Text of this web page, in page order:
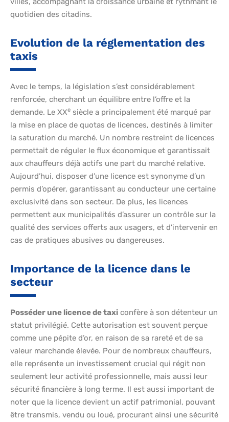
quotidien des citadins.
Evolution de la réglementation des
taxis
Avec le temps, la législation s’est considérablement
renforcée, cherchant un équilibre entre l’offre et la
demande. Le XXe siècle a principalement été marqué par
la mise en place de quotas de licences, destinés à limiter
la saturation du marché. Un nombre restreint de licences
permettait de réguler le flux économique et garantissait
aux chauffeurs déjà actifs une part du marché relative.
Aujourd’hui, disposer d’une licence est synonyme d’un
permis d’opérer, garantissant au conducteur une certaine
exclusivité dans son secteur. De plus, les licences
permettent aux municipalités d’assurer un contrôle sur la
qualité des services offerts aux usagers, et d’intervenir en
cas de pratiques abusives ou dangereuses.
Importance de la licence dans le
secteur
Posséder une licence de taxi confère à son détenteur un
statut privilégié. Cette autorisation est souvent perçue
comme une pépite d’or, en raison de sa rareté et de sa
valeur marchande élevée. Pour de nombreux chauffeurs,
elle représente un investissement crucial qui régit non
seulement leur activité professionnelle, mais aussi leur
sécurité financière à long terme. Il est aussi important de
noter que la licence devient un actif patrimonial, pouvant
être transmis, vendu ou loué, procurant ainsi une sécurité